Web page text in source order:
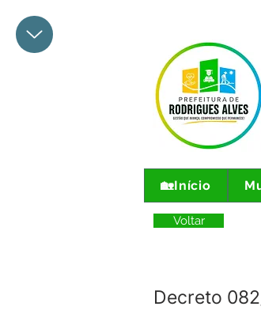
🏡Início
Voltar
Decreto